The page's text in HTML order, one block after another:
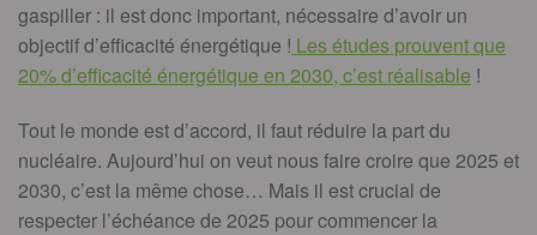
gaspiller : il est donc important, nécessaire d’avoir un
objectif d’efficacité énergétique ! Les études prouvent que
20% d’efficacité énergétique en 2030, c’est réalisable !
Tout le monde est d’accord, il faut réduire la part du
nucléaire. Aujourd’hui on veut nous faire croire que 2025 et
2030, c’est la même chose… Mais il est crucial de
respecter l’échéance de 2025 pour commencer la